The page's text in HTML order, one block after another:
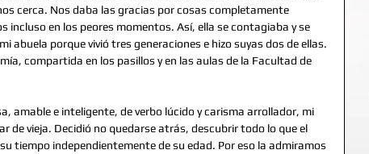
cerca. Nos daba las gracias por cosas completamente
incluso en los peores momentos. Así, ella se contagiaba y se
abuela porque vivió tres generaciones e hizo suyas dos de ellas.
compartida en los pasillos y en las aulas de la Facultad de
amable e inteligente, de verbo lúcido y carisma arrollador, mi
de vieja. Decidió no quedarse atrás, descubrir todo lo que el
tiempo independientemente de su edad. Por eso la admiramos